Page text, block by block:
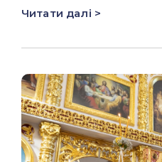
Читати далі >